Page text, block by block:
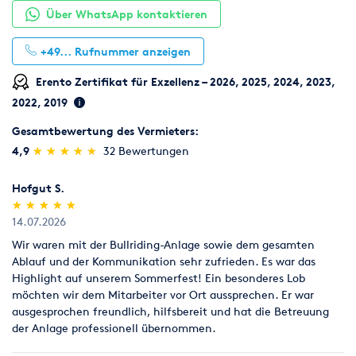
Leistung, rechtsgültig. Ein Rücktritt vom Vertrag ist nur
schriftlich und im Rahmen
der Stornierungsfristen möglich.
4. Die Berichtigung von Druckfehlern und Irrtümern behalten
wir uns vor.
5. Die Mietzeit beginnt mit dem Tage der Auslieferung und
endet mit dem Tage
6. Der Kunde muss den Vermieter über den beabsichtigten
oder vor
Inbetriebnahme der Geräte von dem einwandfreiem Zustand,
und dessen
Vollständigkeit zu überzeugen. Die Übernahme der Geräte gilt
als Bestätigung
der Funktionstüchtigkeit u. v. vertragsgemäßen Gebrauch
Über WhatsApp kontaktieren
+49... Rufnummer anzeigen
Erento Zertifikat für Exzellenz – 2026, 2025, 2024, 2023,
2022, 2019
Gesamtbewertung des Vermieters:
4,9 (*)
★
★
(*) ★
★
(*) ★
★
(*) ★
★
(*) ★
★ 32 Bewertungen
Hofgut S.
(*)
★
★
(*) ★
★
(*) ★
★
(*) ★
★
(*) ★
★
14.07.2026
Wir waren mit der Bullriding-Anlage sowie dem gesamten
Ablauf und der Kommunikation sehr zufrieden. Es war das
Highlight auf unserem Sommerfest! Ein besonderes Lob
möchten wir dem Mitarbeiter vor Ort aussprechen. Er war
ausgesprochen freundlich, hilfsbereit und hat die Betreuung
der Anlage professionell übernommen.